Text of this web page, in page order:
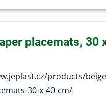
placemats, 30
products/
30-x-40-cm/